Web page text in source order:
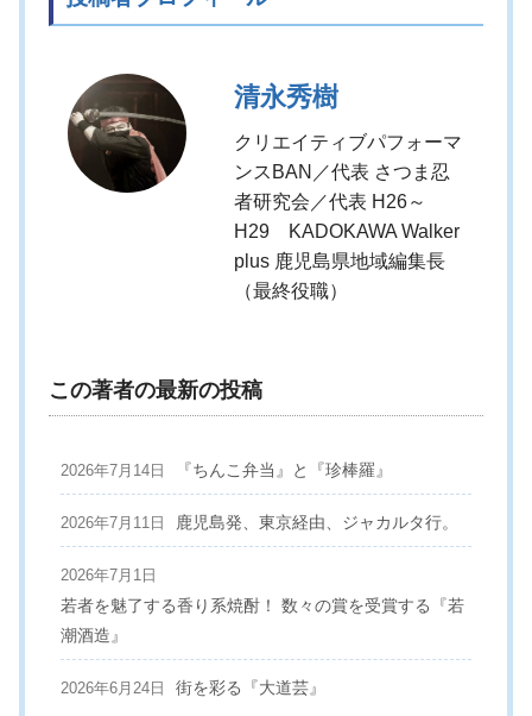
清永秀樹
クリエイティブパフォーマ
ンスBAN／代表 さつま忍
者研究会／代表 H26～
H29 KADOKAWA Walker
plus 鹿児島県地域編集長
（最終役職）
この著者の最新の投稿
2026年7月14日 『ちんこ弁当』と『珍棒羅』
2026年7月11日 鹿児島発、東京経由、ジャカルタ行。
2026年7月1日
若者を魅了する香り系焼酎！ 数々の賞を受賞する『若
潮酒造』
2026年6月24日 街を彩る『大道芸』